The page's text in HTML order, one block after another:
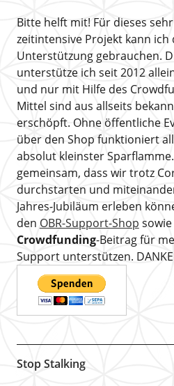
Bitte helft mit! Für dieses
zeitintensive Projekt kann
Unterstützung gebrauchen.
unterstütze ich seit 2012
und nur mit Hilfe des
Mittel sind aus allseits
erschöpft. Ohne öffentliche
über den Shop funktioniert
absolut kleinster
gemeinsam, dass wir trotz
durchstarten und
Jahres-Jubiläum erleben
den OBR-Support-Shop
Crowdfunding-Beitrag für
Support unterstützen.
Stop Stalking